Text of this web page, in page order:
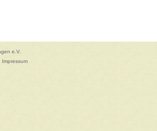
e.V.
Impressum